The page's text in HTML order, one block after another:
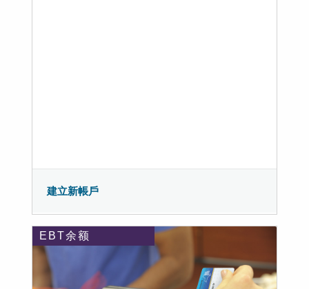
建立新帳戶
EBT余额